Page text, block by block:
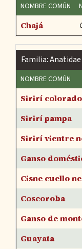
NOMBRE COMÚN
Chajá
Familia: Anatidae
NOMBRE COMÚN
Sirirí colorado
Sirirí pampa
Sirirí vientre
Ganso
Cisne cuello
Coscoroba
Ganso de
Guayata